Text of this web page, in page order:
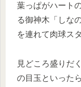
葉っぱがハート
る御神木「しな
を連れて肉球ス
見どころ盛りだ
の目玉といった